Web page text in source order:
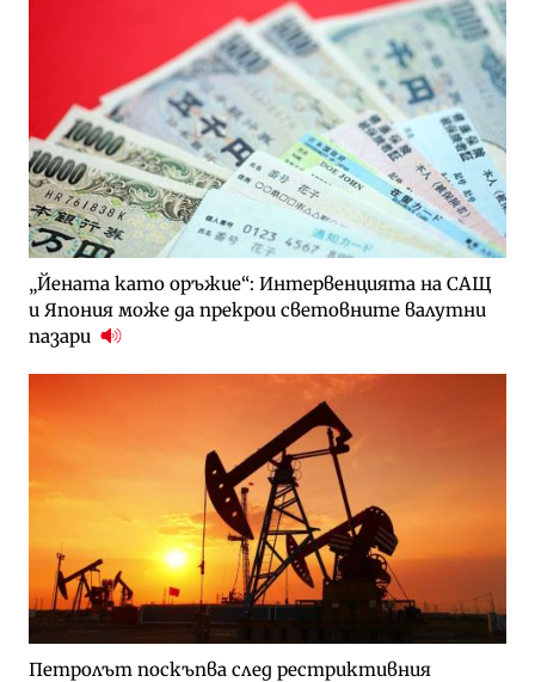
„Йената като оръжие“: Интервенцията на САЩ
и Япония може да прекрои световните валутни
пазари
Петролът поскъпва след рестриктивния